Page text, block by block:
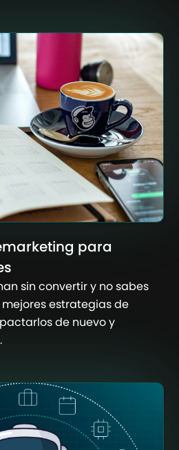
para
sin convertir y no sabes
estrategias de
de nuevo y